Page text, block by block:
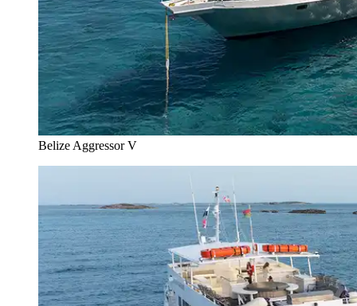
Belize Aggressor V